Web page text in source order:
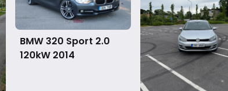
BMW 320 Sport 2.0
120kW 2014